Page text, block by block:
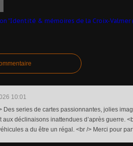
10:01
Des series de cartes passionnantes, jolies
aux déclinaisons inattendues d’après guerre.
a du être un régal. <br /> Merci pour